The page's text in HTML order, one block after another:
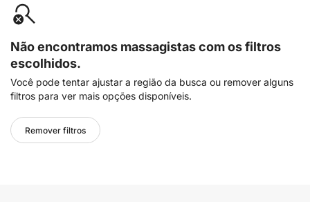
Não encontramos massagistas com os filtros
escolhidos.
Você pode tentar ajustar a região da busca ou remover alguns
filtros para ver mais opções disponíveis.
Remover filtros